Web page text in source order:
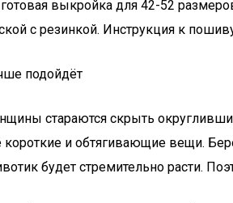
выкройка для 42-52
с резинкой. Инструкция к
подойдёт
стараются скрыть
и обтягивающие вещи.
будет стремительно расти.